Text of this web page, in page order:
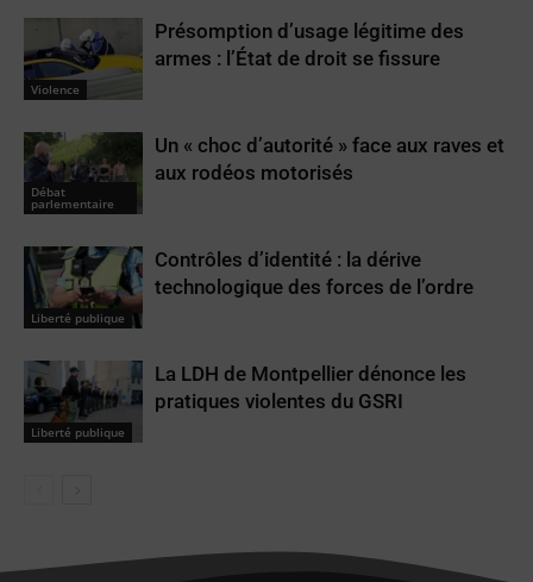
Violence
Présomption d’usage légitime des
armes : l’État de droit se fissure
Débat
parlementaire
Un « choc d’autorité » face aux raves et
aux rodéos motorisés
Liberté publique
Contrôles d’identité : la dérive
technologique des forces de l’ordre
Liberté publique
La LDH de Montpellier dénonce les
pratiques violentes du GSRI